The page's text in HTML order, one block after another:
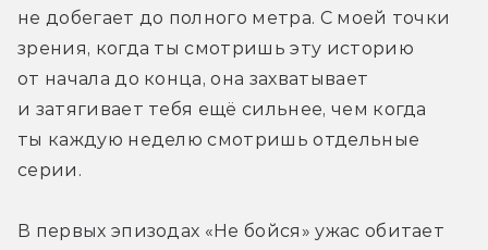
не добегает до полного метра. С моей точки
зрения, когда ты смотришь эту историю
от начала до конца, она захватывает
и затягивает тебя ещё сильнее, чем когда
ты каждую неделю смотришь отдельные
серии.
В первых эпизодах «Не бойся» ужас обитает